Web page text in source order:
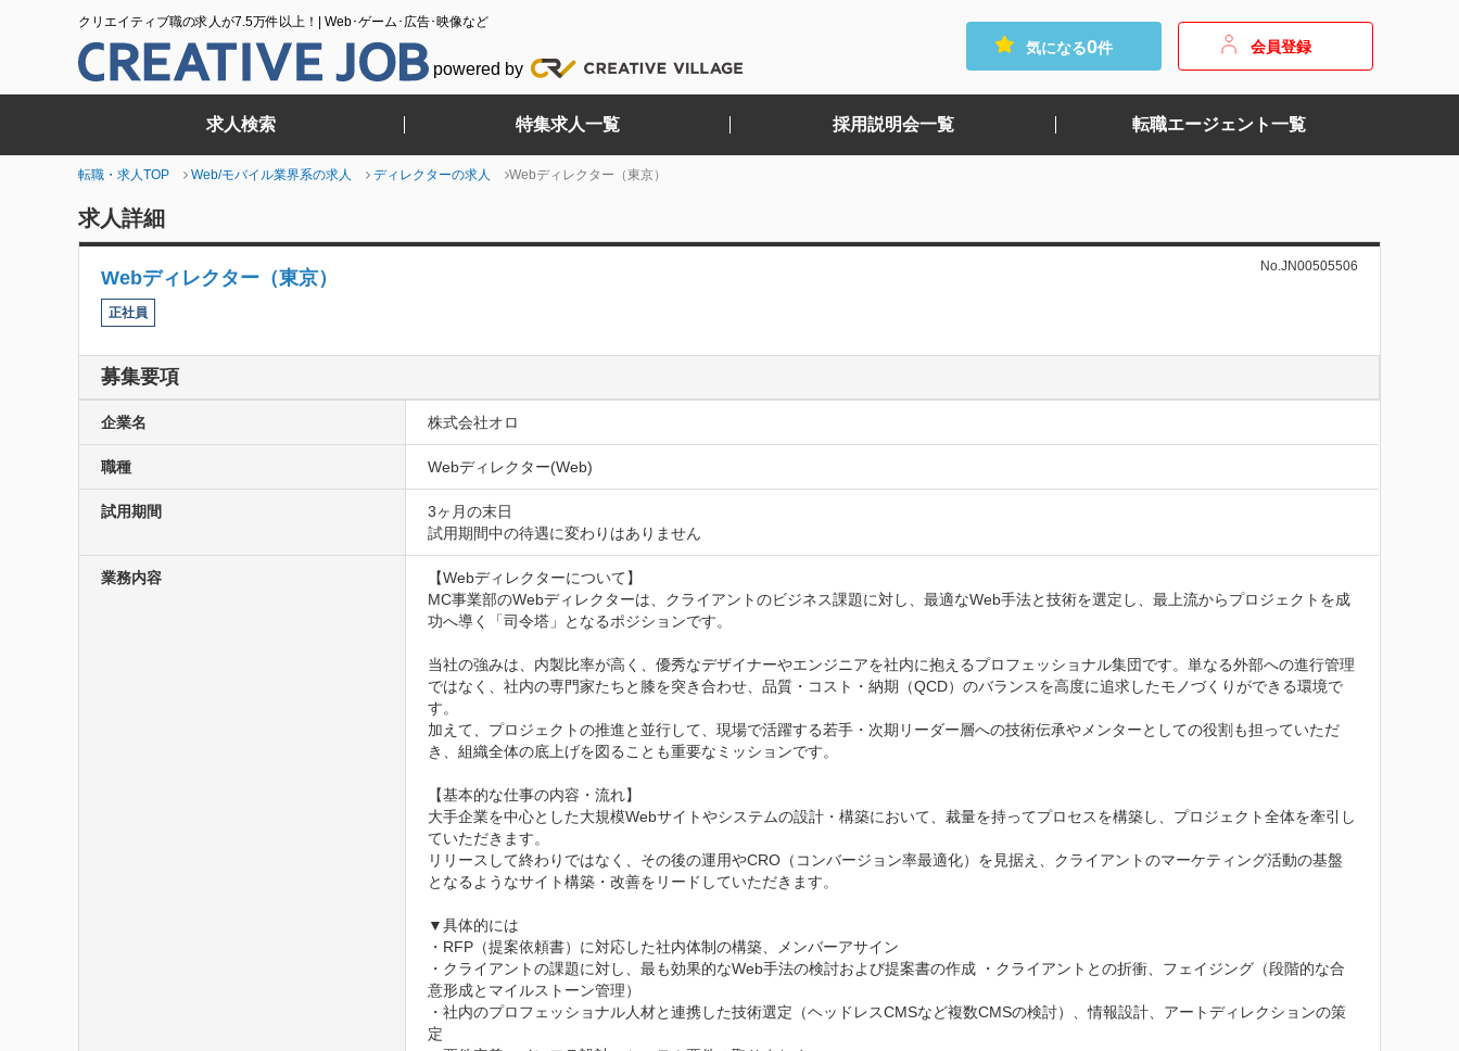
クリエイティブ職の求人が7.5万件以上！| Web･ゲーム･広告･映像など
powered by
気になる0件 会員登録
求人検索 特集求人一覧 採用説明会一覧 転職エージェント一覧
転職・求人TOP Web/モバイル業界系の求人 ディレクターの求人 Webディレクター（東京）
求人詳細
Webディレクター（東京）
No.JN00505506
正社員
募集要項
企業名 株式会社オロ
職種 Webディレクター(Web)
試用期間
3ヶ月の末日
試用期間中の待遇に変わりはありません
業務内容
【Webディレクターについて】
MC事業部のWebディレクターは、クライアントのビジネス課題に対し、最適なWeb手法と技術を選定し、最上流からプロジェクトを成
功へ導く「司令塔」となるポジションです。
当社の強みは、内製比率が高く、優秀なデザイナーやエンジニアを社内に抱えるプロフェッショナル集団です。単なる外部への進行管理
ではなく、社内の専門家たちと膝を突き合わせ、品質・コスト・納期（QCD）のバランスを高度に追求したモノづくりができる環境で
す。
加えて、プロジェクトの推進と並行して、現場で活躍する若手・次期リーダー層への技術伝承やメンターとしての役割も担っていただ
き、組織全体の底上げを図ることも重要なミッションです。
【基本的な仕事の内容・流れ】
大手企業を中心とした大規模Webサイトやシステムの設計・構築において、裁量を持ってプロセスを構築し、プロジェクト全体を牽引し
ていただきます。
リリースして終わりではなく、その後の運用やCRO（コンバージョン率最適化）を見据え、クライアントのマーケティング活動の基盤
となるようなサイト構築・改善をリードしていただきます。
▼具体的には
・RFP（提案依頼書）に対応した社内体制の構築、メンバーアサイン
・クライアントの課題に対し、最も効果的なWeb手法の検討および提案書の作成 ・クライアントとの折衝、フェイジング（段階的な合
意形成とマイルストーン管理）
・社内のプロフェッショナル人材と連携した技術選定（ヘッドレスCMSなど複数CMSの検討）、情報設計、アートディレクションの策
定